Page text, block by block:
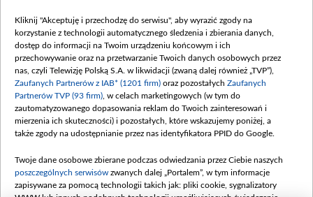
Procedura zgłoszeń wewnętrznych
Kliknij "Akceptuję i przechodzę do serwisu", aby wyrazić zgody na
korzystanie z technologii automatycznego śledzenia i zbierania danych,
dostęp do informacji na Twoim urządzeniu końcowym i ich
przechowywanie oraz na przetwarzanie Twoich danych osobowych przez
nas, czyli Telewizję Polską S.A. w likwidacji (zwaną dalej również „TVP”),
Zaufanych Partnerów z IAB* (1201 firm) oraz pozostałych Zaufanych
Partnerów TVP (93 firm) , w celach marketingowych (w tym do
zautomatyzowanego dopasowania reklam do Twoich zainteresowań i
mierzenia ich skuteczności) i pozostałych, które wskazujemy poniżej, a
także zgody na udostępnianie przez nas identyfikatora PPID do Google.
Twoje dane osobowe zbierane podczas odwiedzania przez Ciebie naszych
poszczególnych serwisów zwanych dalej „Portalem”, w tym informacje
zapisywane za pomocą technologii takich jak: pliki cookie, sygnalizatory